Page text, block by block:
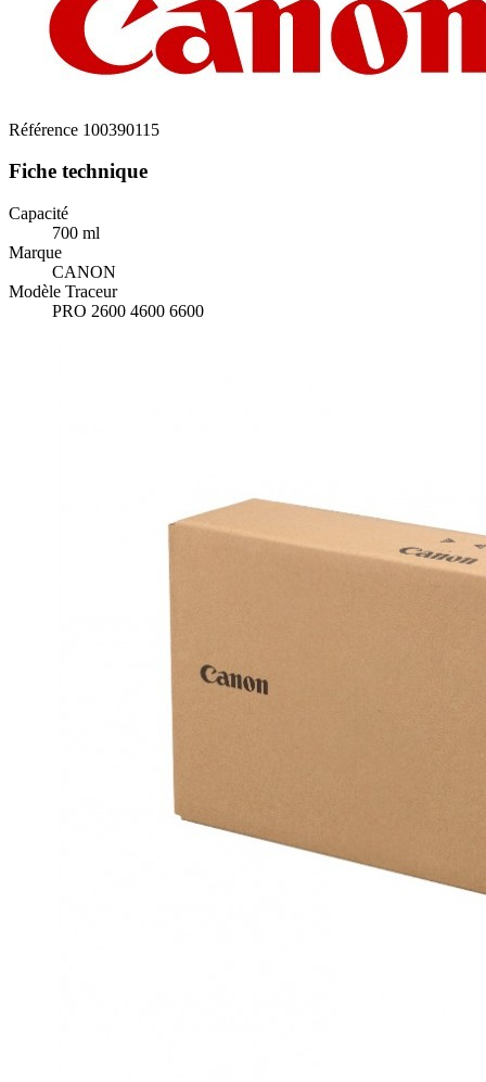
Référence 100390115
Fiche technique
Capacité
700 ml
Marque
CANON
Modèle Traceur
PRO 2600 4600 6600